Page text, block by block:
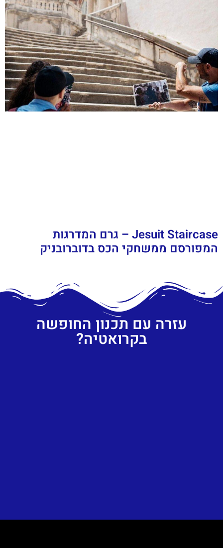
Jesuit Staircase – גרם המדרגות
המפורסם ממשחקי הכס בדוברובניק
עזרה עם תכנון החופשה
בקרואטיה?